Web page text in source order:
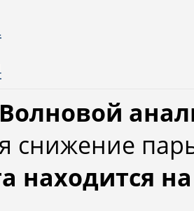
снижение
находится